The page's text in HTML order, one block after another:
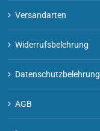
Versandarten
Widerrufsbelehrung
Datenschutzbelehrung
AGB